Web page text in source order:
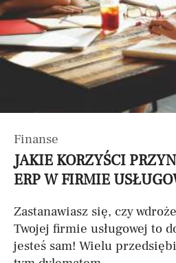
Finanse
JAKIE KORZYŚCI
ERP W FIRMIE
Zastanawiasz się, czy
Twojej firmie usługowej to
jesteś sam! Wielu